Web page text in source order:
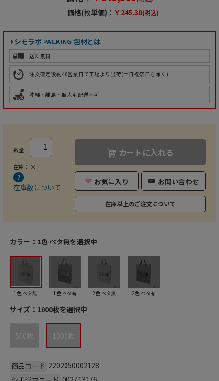
価格(枚単価)： ￥245.30(税込)
シモラボ PACKING 包材とは
送料無料
注文確定後約40営業日で工場より出荷(土日祝祭日を除く)
沖縄・離島・個人宅配送不可
数量
在庫： ×
在庫数について
カートに入れる
お気に入り お問い合わせ
在庫以上のご注文について
カラー： 1色 ベタ無を選択中
1色 ベタ無 1色 ベタ有 2色 ベタ無 2色 ベタ有
サイズ： 1000枚を選択中
500枚 1000枚
商品コード 2202050002128
002713176